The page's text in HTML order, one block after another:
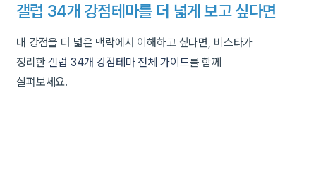
갤럽 34개 강점테마를 더 넓게 보고 싶다면
내 강점을 더 넓은 맥락에서 이해하고 싶다면, 비스타가
정리한갤럽 34개 강점테마 전체 가이드를 함께
살펴보세요.